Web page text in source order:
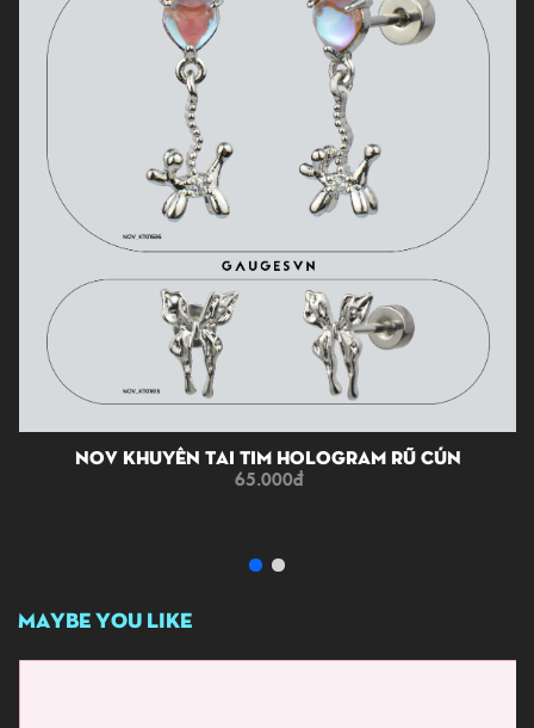
NOV Khuyên Tai Tim Hologram Rũ Cún
65.000đ
MAYBE YOU LIKE